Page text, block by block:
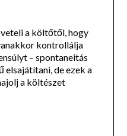
a költőtől, hogy
kontrollálja
– spontaneitás
elsajátítani, de ezek a
a költészet